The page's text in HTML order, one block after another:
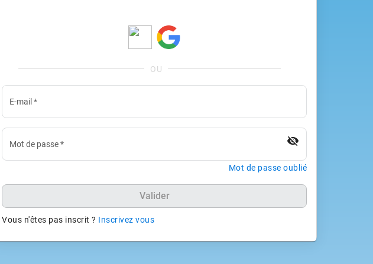
E-mail *
Mot de passe* visibility_off
Mot de passe oublié
Valider
Vous n'êtes pas inscrit ? Inscrivez vous